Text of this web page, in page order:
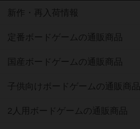
新作・再入荷情報
定番ボードゲームの通販商品
国産ボードゲームの通販商品
子供向けボードゲームの通販商品
2人用ボードゲームの通販商品